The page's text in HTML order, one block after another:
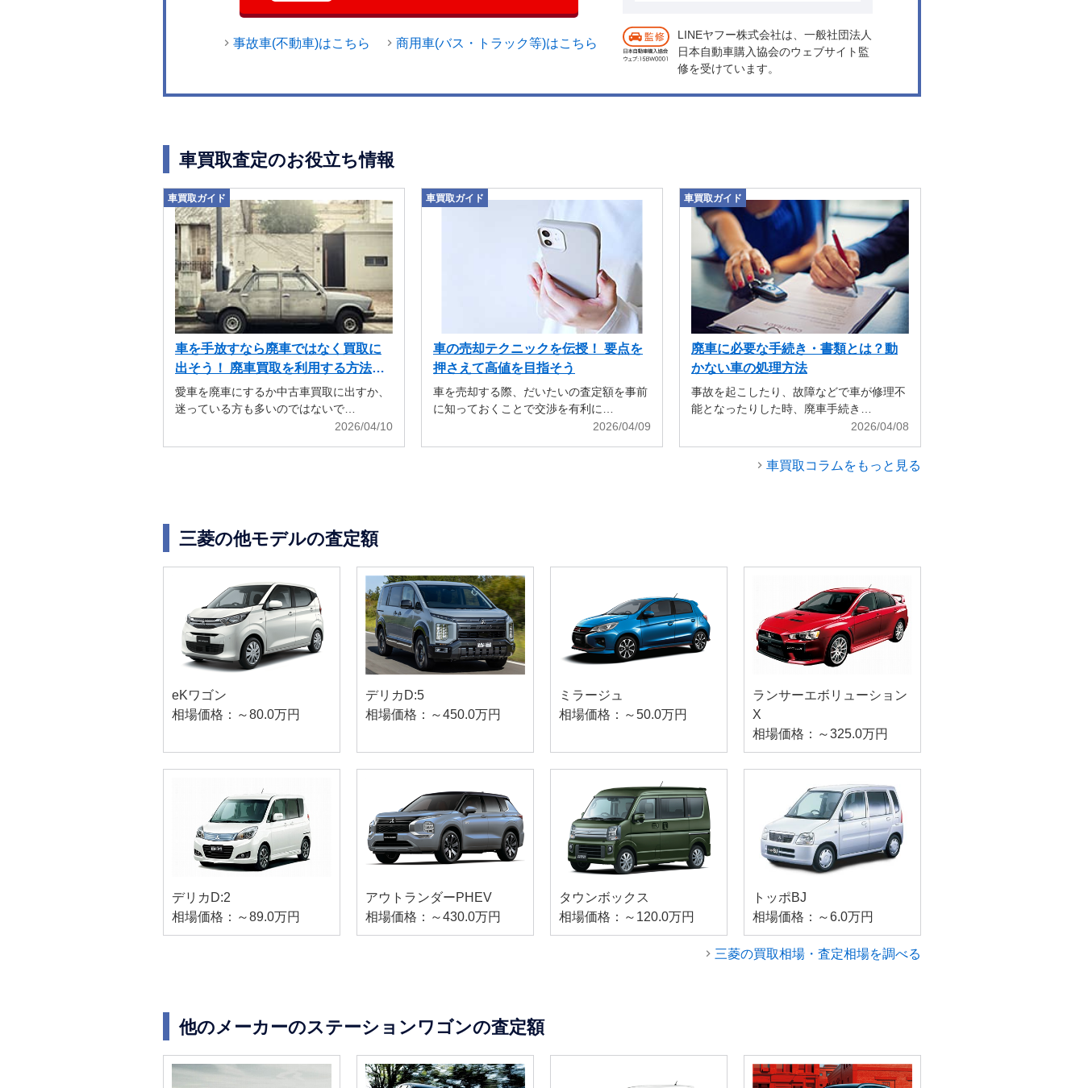
事故車(不動車)はこちら 商用車(バス・トラック等)はこちら
LINEヤフー株式会社は、一般社団法人
日本自動車購入協会のウェブサイト監
修を受けています。
車買取査定のお役立ち情報
車買取ガイド
車を手放すなら廃車ではなく買取に
出そう！ 廃車買取を利用する方法も
解説
愛車を廃車にするか中古車買取に出すか、
迷っている方も多いのではないで…
2026/04/10
車買取ガイド
車の売却テクニックを伝授！ 要点を
押さえて高値を目指そう
車を売却する際、だいたいの査定額を事前
に知っておくことで交渉を有利に…
2026/04/09
車買取ガイド
廃車に必要な手続き・書類とは？動
かない車の処理方法
事故を起こしたり、故障などで車が修理不
能となったりした時、廃車手続き…
2026/04/08
車買取コラムをもっと見る
三菱の他モデルの査定額
eKワゴン
相場価格：～80.0万円
デリカD:5
相場価格：～450.0万円
ミラージュ
相場価格：～50.0万円
ランサーエボリューション
X
相場価格：～325.0万円
デリカD:2
相場価格：～89.0万円
アウトランダーPHEV
相場価格：～430.0万円
タウンボックス
相場価格：～120.0万円
トッポBJ
相場価格：～6.0万円
三菱の買取相場・査定相場を調べる
他のメーカーのステーションワゴンの査定額